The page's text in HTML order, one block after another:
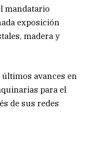
mandatario
exposición
madera y
avances en
para el
de sus redes